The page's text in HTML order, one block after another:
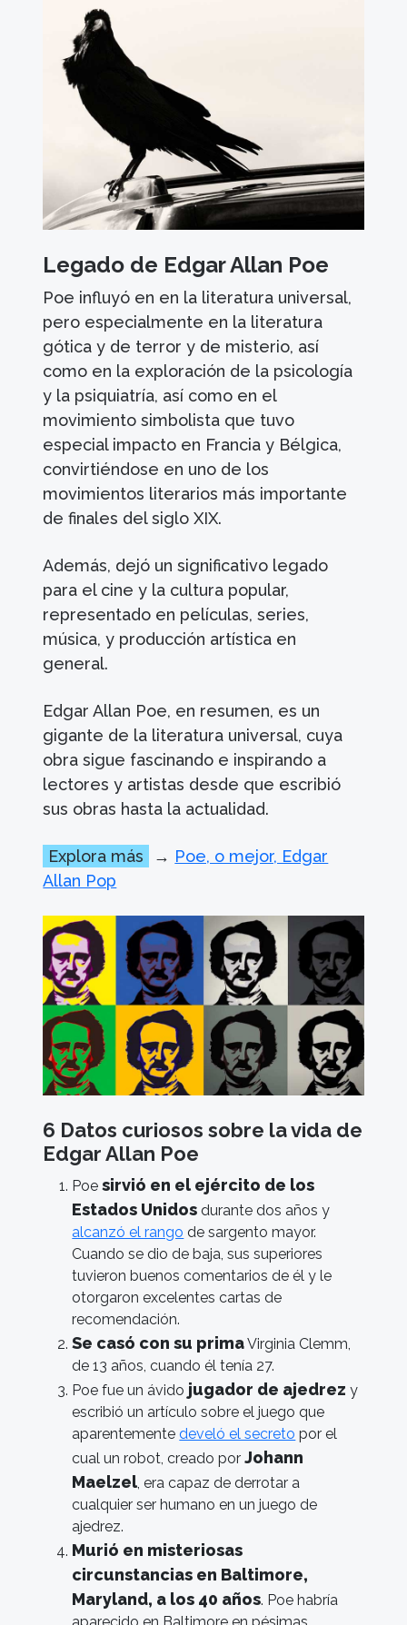
Legado de Edgar Allan Poe
Poe influyó en en la literatura universal,
pero especialmente en la literatura
gótica y de terror y de misterio, así
como en la exploración de la psicología
y la psiquiatría, así como en el
movimiento simbolista que tuvo
especial impacto en Francia y Bélgica,
convirtiéndose en uno de los
movimientos literarios más importante
de finales del siglo XIX.
Además, dejó un significativo legado
para el cine y la cultura popular,
representado en películas, series,
música, y producción artística en
general.
Edgar Allan Poe, en resumen, es un
gigante de la literatura universal, cuya
obra sigue fascinando e inspirando a
lectores y artistas desde que escribió
sus obras hasta la actualidad.
Explora más → Poe, o mejor, Edgar
Allan Pop
6 Datos curiosos sobre la vida de
Edgar Allan Poe
Poesirvió en el ejército de los
Estados Unidos durante dos años y
alcanzó el rango de sargento mayor.
Cuando se dio de baja, sus superiores
tuvieron buenos comentarios de él y le
otorgaron excelentes cartas de
recomendación.
Se casó con su primaVirginia Clemm,
de 13 años, cuando él tenía 27.
Poe fue un ávido jugador de ajedrez y
escribió un artículo sobre el juego que
aparentementedeveló el secreto por el
cual un robot, creado porJohann
Maelzel, era capaz de derrotar a
cualquier ser humano en un juego de
ajedrez.
Murió en misteriosas
circunstancias en Baltimore,
Maryland, a los 40 años. Poe habría